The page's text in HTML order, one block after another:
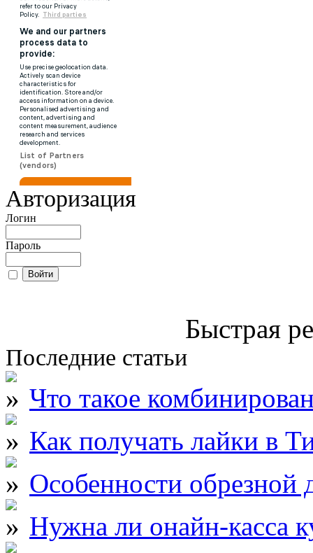
Авторизация
Логин
Пароль
Быстрая
Последние статьи
Что такое
Как получать лайки в
Особенности обрезной
Нужна ли онайн-касса